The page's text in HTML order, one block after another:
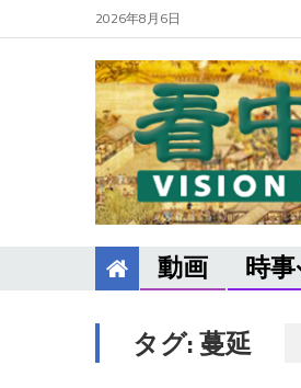
2026年8月6日
動画 時事
タグ:蔓延